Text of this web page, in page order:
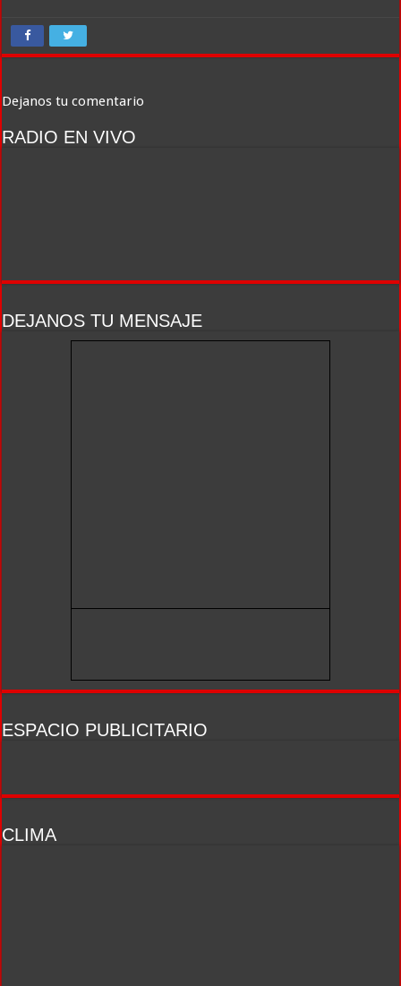
Dejanos tu comentario
RADIO EN VIVO
DEJANOS TU MENSAJE
ESPACIO PUBLICITARIO
CLIMA